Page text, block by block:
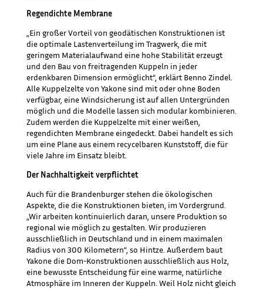
Regendichte Membrane
„Ein großer Vorteil von geodätischen Konstruktionen ist
die optimale Lastenverteilung im Tragwerk, die mit
geringem Materialaufwand eine hohe Stabilität erzeugt
und den Bau von freitragenden Kuppeln in jeder
erdenkbaren Dimension ermöglicht“, erklärt Benno Zindel.
Alle Kuppelzelte von Yakone sind mit oder ohne Boden
verfügbar, eine Windsicherung ist auf allen Untergründen
möglich und die Modelle lassen sich modular kombinieren.
Zudem werden die Kuppelzelte mit einer weißen,
regendichten Membrane eingedeckt. Dabei handelt es sich
um eine Plane aus einem recycelbaren Kunststoff, die für
viele Jahre im Einsatz bleibt.
Der Nachhaltigkeit verpflichtet
Auch für die Brandenburger stehen die ökologischen
Aspekte, die die Konstruktionen bieten, im Vordergrund.
„Wir arbeiten kontinuierlich daran, unsere Produktion so
regional wie möglich zu gestalten. Wir produzieren
ausschließlich in Deutschland und in einem maximalen
Radius von 300 Kilometern“, so Hintze. Außerdem baut
Yakone die Dom-Konstruktionen ausschließlich aus Holz,
eine bewusste Entscheidung für eine warme, natürliche
Atmosphäre im Inneren der Kuppeln. Weil Holz nicht gleich